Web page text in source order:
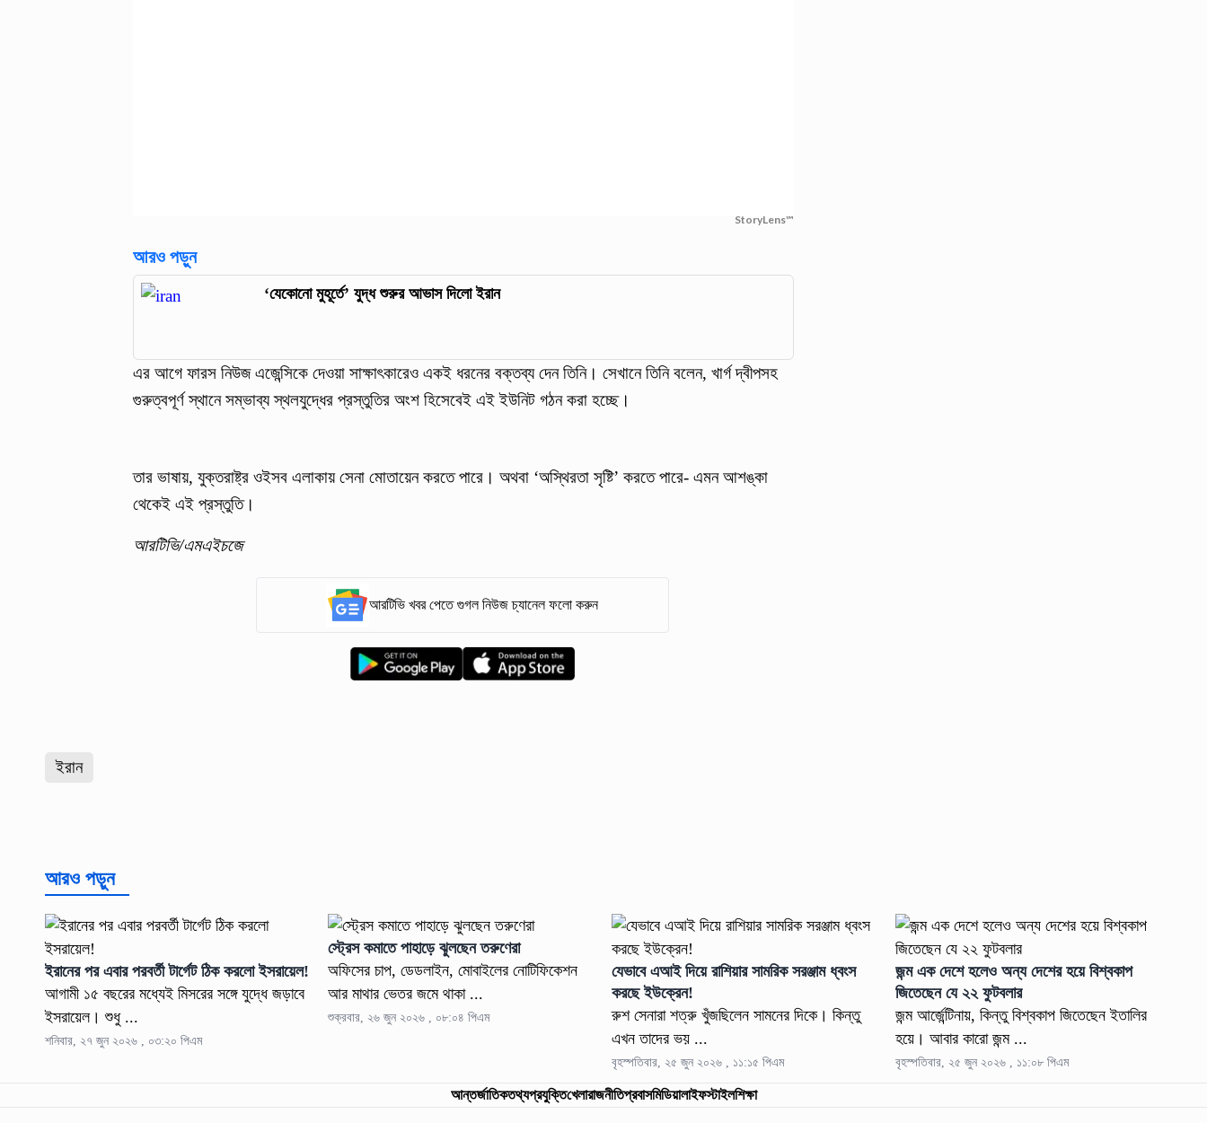
StoryLens™
আরও পড়ুন
‘যেকোনো মুহূর্তে’ যুদ্ধ শুরুর আভাস দিলো ইরান
এর আগে ফারস নিউজ এজেন্সিকে দেওয়া সাক্ষাৎকারেও একই ধরনের বক্তব্য দেন তিনি। সেখানে তিনি বলেন, খার্গ দ্বীপসহ
গুরুত্বপূর্ণ স্থানে সম্ভাব্য স্থলযুদ্ধের প্রস্তুতির অংশ হিসেবেই এই ইউনিট গঠন করা হচ্ছে।
তার ভাষায়, যুক্তরাষ্ট্র ওইসব এলাকায় সেনা মোতায়েন করতে পারে। অথবা ‘অস্থিরতা সৃষ্টি’ করতে পারে- এমন আশঙ্কা
থেকেই এই প্রস্তুতি।
আরটিভি/এমএইচজে
আরটিভি খবর পেতে গুগল নিউজ চ্যানেল ফলো করুন
ইরান
আরও পড়ুন
ইরানের পর এবার পরবর্তী টার্গেট ঠিক করলো ইসরায়েল!
আগামী ১৫ বছরের মধ্যেই মিসরের সঙ্গে যুদ্ধে জড়াবে
ইসরায়েল। শুধু ...
শনিবার, ২৭ জুন ২০২৬ , ০৩:২০ পিএম
স্ট্রেস কমাতে পাহাড়ে ঝুলছেন তরুণেরা
অফিসের চাপ, ডেডলাইন, মোবাইলের নোটিফিকেশন
আর মাথার ভেতর জমে থাকা ...
শুক্রবার, ২৬ জুন ২০২৬ , ০৮:০৪ পিএম
যেভাবে এআই দিয়ে রাশিয়ার সামরিক সরঞ্জাম ধ্বংস
করছে ইউক্রেন!
রুশ সেনারা শত্রু খুঁজছিলেন সামনের দিকে। কিন্তু
এখন তাদের ভয় ...
বৃহস্পতিবার, ২৫ জুন ২০২৬ , ১১:১৫ পিএম
জন্ম এক দেশে হলেও অন্য দেশের হয়ে বিশ্বকাপ
জিতেছেন যে ২২ ফুটবলার
জন্ম আর্জেন্টিনায়, কিন্তু বিশ্বকাপ জিতেছেন ইতালির
হয়ে। আবার কারো জন্ম ...
বৃহস্পতিবার, ২৫ জুন ২০২৬ , ১১:০৮ পিএম
আন্তর্জাতিকতথ্যপ্রযুক্তিখেলারাজনীতিপ্রবাসমিডিয়ালাইফস্টাইলশিক্ষা